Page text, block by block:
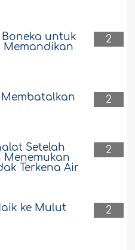
2
untuk
Memandikan
2
2
Setelah
Menemukan
Terkena Air
2
ke Mulut